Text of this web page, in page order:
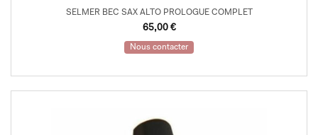
SELMER BEC SAX ALTO PROLOGUE COMPLET
65,00 €
Nous contacter